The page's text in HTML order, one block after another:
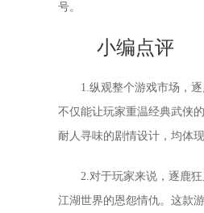
号。
小编点评
1.纵观整个游戏市场，
不仅能让玩家重温经典武侠
耐人寻味的剧情设计，均体
2.对于玩家来说，逐鹿
江湖世界的恩怨情仇。这款